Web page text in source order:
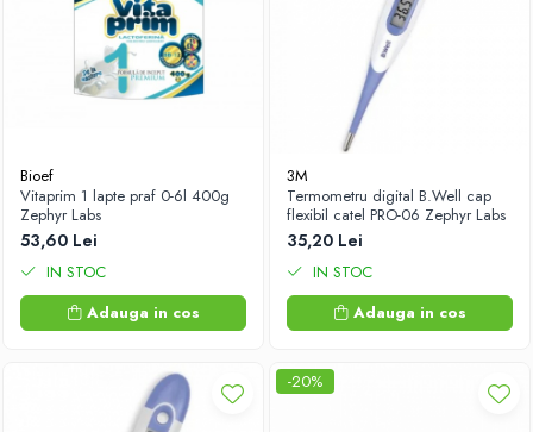
Bioef
Vitaprim 1 lapte praf 0-6l 400g
Zephyr Labs
53,60 Lei
IN STOC
Adauga in cos
3M
Termometru digital B.Well cap
flexibil catel PRO-06 Zephyr Labs
35,20 Lei
IN STOC
Adauga in cos
-20%